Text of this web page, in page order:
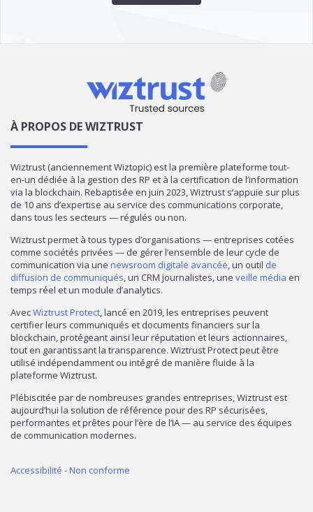
À PROPOS DE WIZTRUST
Wiztrust (anciennement Wiztopic) est la première plateforme tout-
en-un dédiée à la gestion des RP et à la certification de l’information
via la blockchain. Rebaptisée en juin 2023, Wiztrust s’appuie sur plus
de 10 ans d’expertise au service des communications corporate,
dans tous les secteurs — régulés ou non.
Wiztrust permet à tous types d’organisations — entreprises cotées
comme sociétés privées — de gérer l’ensemble de leur cycle de
communication via une newsroom digitale avancée, un outil de
diffusion de communiqués, un CRM journalistes, une veille média en
temps réel et un module d’analytics.
AvecWiztrust Protect, lancé en 2019, les entreprises peuvent
certifier leurs communiqués et documents financiers sur la
blockchain, protégeant ainsi leur réputation et leurs actionnaires,
tout en garantissant la transparence. Wiztrust Protect peut être
utilisé indépendamment ou intégré de manière fluide à la
plateforme Wiztrust.
Plébiscitée par de nombreuses grandes entreprises, Wiztrust est
aujourd’hui la solution de référence pour des RP sécurisées,
performantes et prêtes pour l’ère de l’IA — au service des équipes
de communication modernes.
Accessibilité - Non conforme